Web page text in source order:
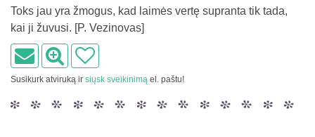
Toks jau yra žmogus, kad laimės vertę supranta tik tada,
kai ji žuvusi. [P. Vezinovas]
Susikurk atviruką ir siųsk sveikinimą el. paštu!